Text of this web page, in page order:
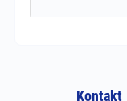
Kontakt